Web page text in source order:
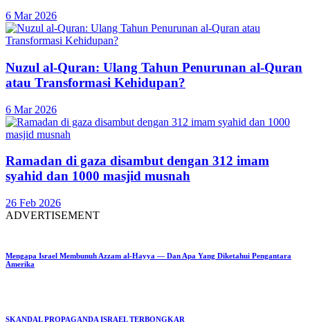
6 Mar 2026
Nuzul al-Quran: Ulang Tahun Penurunan al-Quran
atau Transformasi Kehidupan?
6 Mar 2026
Ramadan di gaza disambut dengan 312 imam
syahid dan 1000 masjid musnah
26 Feb 2026
ADVERTISEMENT
Mengapa Israel Membunuh Azzam al-Hayya — Dan Apa Yang Diketahui Pengantara
Amerika
SKANDAL PROPAGANDA ISRAEL TERBONGKAR